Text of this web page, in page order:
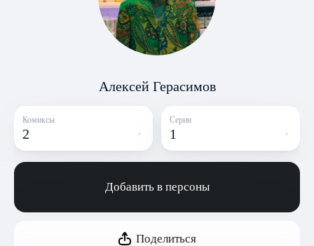
Алексей Герасимов
Комиксы
2
Серии
1
Добавить в персоны
Поделиться